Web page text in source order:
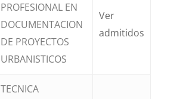
PROFESIONAL EN
DOCUMENTACION
DE PROYECTOS
URBANISTICOS
Ver
admitidos
TECNICA